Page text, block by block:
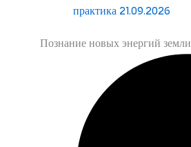
практика 21.09.2026
Познание новых энергий земли